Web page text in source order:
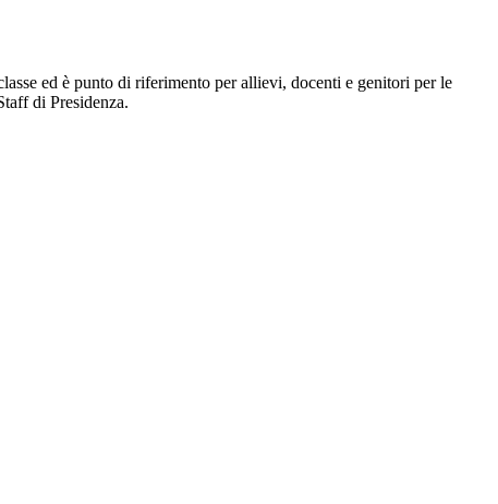
ed è punto di riferimento per allievi, docenti e genitori per le
di Presidenza.